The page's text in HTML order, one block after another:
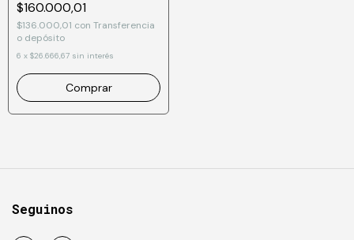
$160.000,01
$136.000,01 con Transferencia
o depósito
6 x $26.666,67 sin interés
Comprar
Seguinos